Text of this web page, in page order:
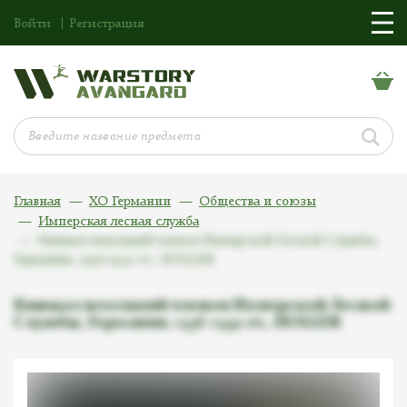
Войти Регистрация
Главная ХО Германии
Общества и союзы
Имперская лесная служба
Кинжал немецкий членов Имперской Лесной
Службы, Германия, 1936-1942 гг., HOLLER